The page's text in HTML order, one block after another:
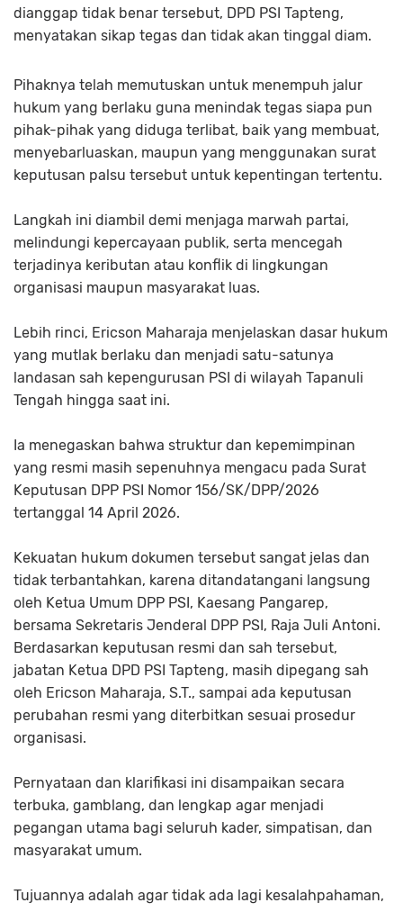
dianggap tidak benar tersebut, DPD PSI Tapteng,
menyatakan sikap tegas dan tidak akan tinggal diam.
Pihaknya telah memutuskan untuk menempuh jalur
hukum yang berlaku guna menindak tegas siapa pun
pihak-pihak yang diduga terlibat, baik yang membuat,
menyebarluaskan, maupun yang menggunakan surat
keputusan palsu tersebut untuk kepentingan tertentu.
Langkah ini diambil demi menjaga marwah partai,
melindungi kepercayaan publik, serta mencegah
terjadinya keributan atau konflik di lingkungan
organisasi maupun masyarakat luas.
Lebih rinci, Ericson Maharaja menjelaskan dasar hukum
yang mutlak berlaku dan menjadi satu-satunya
landasan sah kepengurusan PSI di wilayah Tapanuli
Tengah hingga saat ini.
Ia menegaskan bahwa struktur dan kepemimpinan
yang resmi masih sepenuhnya mengacu pada Surat
Keputusan DPP PSI Nomor 156/SK/DPP/2026
tertanggal 14 April 2026.
Kekuatan hukum dokumen tersebut sangat jelas dan
tidak terbantahkan, karena ditandatangani langsung
oleh Ketua Umum DPP PSI, Kaesang Pangarep,
bersama Sekretaris Jenderal DPP PSI, Raja Juli Antoni.
Berdasarkan keputusan resmi dan sah tersebut,
jabatan Ketua DPD PSI Tapteng, masih dipegang sah
oleh Ericson Maharaja, S.T., sampai ada keputusan
perubahan resmi yang diterbitkan sesuai prosedur
organisasi.
Pernyataan dan klarifikasi ini disampaikan secara
terbuka, gamblang, dan lengkap agar menjadi
pegangan utama bagi seluruh kader, simpatisan, dan
masyarakat umum.
Tujuannya adalah agar tidak ada lagi kesalahpahaman,